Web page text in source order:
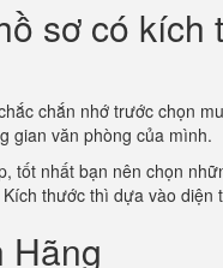
sơ có
chắn nhớ trước chọn
gian văn phòng của mình.
tốt nhất bạn nên chọn
thước thì dựa vào diện
Hãng